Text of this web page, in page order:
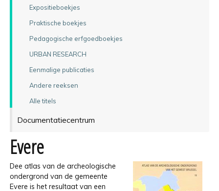
Expositieboekjes
Praktische boekjes
Pedagogische erfgoedboekjes
URBAN RESEARCH
Eenmalige publicaties
Andere reeksen
Alle titels
Documentatiecentrum
Evere
Dee atlas van de archeologische
ondergrond van de gemeente
Evere is het resultaat van een